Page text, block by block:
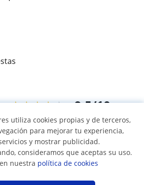
★★★★★ 9,5/10
opiniones de alumnos
Profesores particulares
utiliza cookies propias y de terceros,
para mejorar tu experiencia,
y mostrar publicidad.
consideramos que aceptas su uso.
nuestra política de cookies